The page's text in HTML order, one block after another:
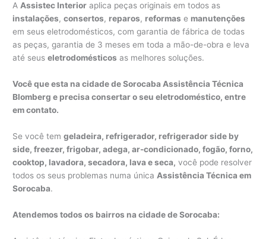
AAssistec Interior aplica peças originais em todos as
instalações,consertos, reparos, reformas e manutenções
em seus eletrodomésticos, com garantia de fábrica de todas
as peças, garantia de 3 meses em toda a mão-de-obra e leva
até seuseletrodomésticos as melhores soluções.
Você que esta na cidade de Sorocaba Assistência Técnica
Blomberg e precisa consertar o seu eletrodoméstico, entre
em contato.
Se você temgeladeira, refrigerador, refrigerador side by
side, freezer, frigobar, adega, ar-condicionado, fogão, forno,
cooktop, lavadora, secadora, lava e seca, você pode resolver
todos os seus problemas numa única Assistência Técnica em
Sorocaba.
Atendemos todos os bairros na cidade de Sorocaba: